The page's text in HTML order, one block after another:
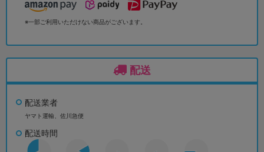
※一部ご利用いただけない商品がございます。
配送
配送業者
ヤマト運輸、佐川急便
配送時間